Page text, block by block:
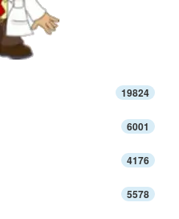
19824
6001
4176
5578